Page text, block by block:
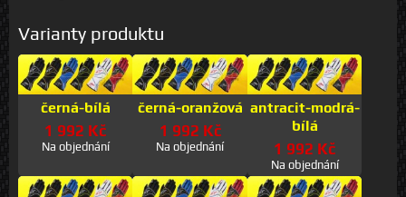
Varianty produktu
černá-bílá
1 992 Kč
Na objednání
černá-oranžová
1 992 Kč
Na objednání
antracit-modrá-
bílá
1 992 Kč
Na objednání